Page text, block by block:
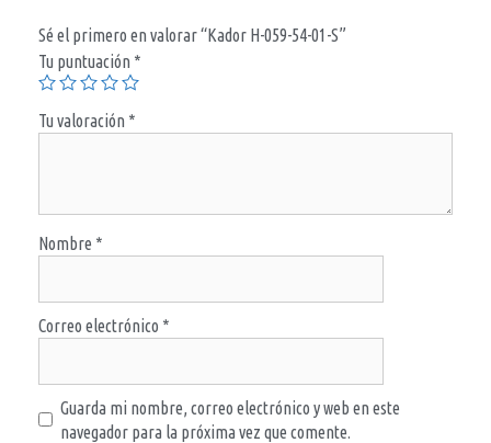
Sé el primero en valorar “Kador H-059-54-01-S”
Tu puntuación *
Tu valoración *
Nombre *
Correo electrónico *
Guarda mi nombre, correo electrónico y web en este
navegador para la próxima vez que comente.